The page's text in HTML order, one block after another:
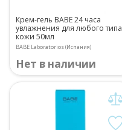
Крем-гель BABE 24 часа
увлажнения для любого типа
кожи 50мл
BABE Laboratorios (Испания)
Нет в наличии